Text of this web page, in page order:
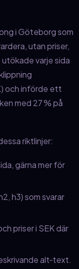
i Göteborg som
utan priser,
varje sida
och införde ett
med 27 % på
riktlinjer:
gärna mer för
h3) som svarar
priser i SEK där
alt‑text.